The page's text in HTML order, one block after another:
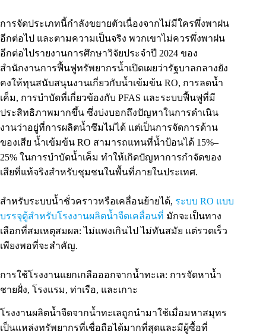
การจัดประเภทนี้กำลังขยายตัวเนื่องจากไม่มีใครพึ่งพาฝน
อีกต่อไป และตามความเป็นจริง พวกเขาไม่ควรพึ่งพาฝน
อีกต่อไปรายงานการศึกษาวิจัยประจำปี 2024 ของ
สำนักงานการฟื้นฟูทรัพยากรน้ำเปิดเผยว่ารัฐบาลกลางยัง
คงให้ทุนสนับสนุนงานเกี่ยวกับน้ำเข้มข้น RO, การลดน้ำ
เค็ม, การบำบัดที่เกี่ยวข้องกับ PFAS และระบบฟื้นฟูที่มี
ประสิทธิภาพมากขึ้น ซึ่งบ่งบอกถึงปัญหาในการดำเนิน
งานว่าอยู่ที่การผลิตน้ำซึมไม่ได้ แต่เป็นการจัดการด้าน
ของเสีย น้ำเข้มข้น RO สามารถแทนที่น้ำป้อนได้ 15%–
25% ในการบำบัดน้ำเค็ม ทำให้เกิดปัญหาการกำจัดของ
เสียที่แท้จริงสำหรับชุมชนในพื้นที่ภายในประเทศ.
สำหรับระบบน้ำชั่วคราวหรือเคลื่อนย้ายได้, ระบบ RO แบบ
บรรจุตู้สำหรับโรงงานผลิตน้ำจืดเคลื่อนที่ มักจะเป็นทาง
เลือกที่สมเหตุสมผล: ไม่แพงเกินไป ไม่ทันสมัย แต่รวดเร็ว
เพียงพอที่จะสำคัญ.
การใช้โรงงานแยกเกลือออกจากน้ำทะเล: การจัดหาน้ำ
ชายฝั่ง, โรงแรม, ท่าเรือ, และเกาะ
โรงงานผลิตน้ำจืดจากน้ำทะเลถูกนำมาใช้เมื่อมหาสมุทร
เป็นแหล่งทรัพยากรที่เชื่อถือได้มากที่สุดและมีผู้ซื้อที่